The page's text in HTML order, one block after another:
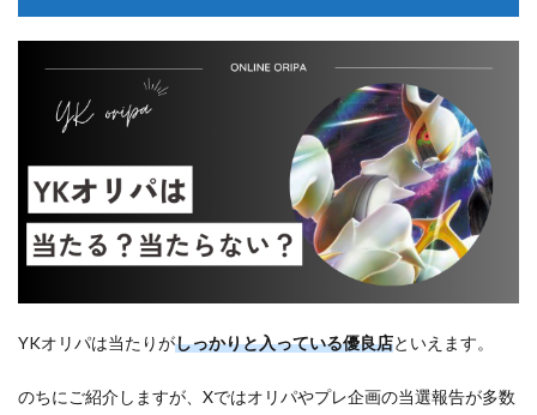
YKオリパは当たりがしっかりと入っている優良店といえます。
のちにご紹介しますが、Xではオリパやプレ企画の当選報告が多数